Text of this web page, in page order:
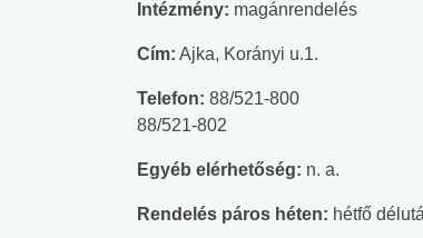
Intézmény: magánrendelés
Cím: Ajka, Korányi u.1.
Telefon: 88/521-800
88/521-802
Egyéb elérhetőség: n. a.
Rendelés páros héten: hétfő